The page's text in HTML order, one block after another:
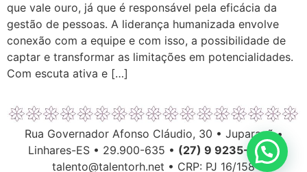
que vale ouro, já que é responsável pela eficácia da
gestão de pessoas. A liderança humanizada envolve
conexão com a equipe e com isso, a possibilidade de
captar e transformar as limitações em potencialidades.
Com escuta ativa e […]
Rua Governador Afonso Cláudio, 30 • Juparanã •
Linhares-ES • 29.900-635 • (27) 9 9235-6063
talento@talentorh.net • CRP: PJ 16/158